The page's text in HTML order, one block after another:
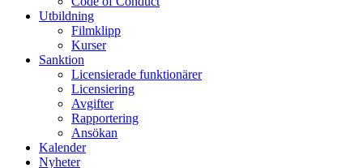
Utbildning
Filmklipp
Kurser
Sanktion
Licensierade funktionärer
Licensiering
Avgifter
Rapportering
Ansökan
Kalender
Nyheter